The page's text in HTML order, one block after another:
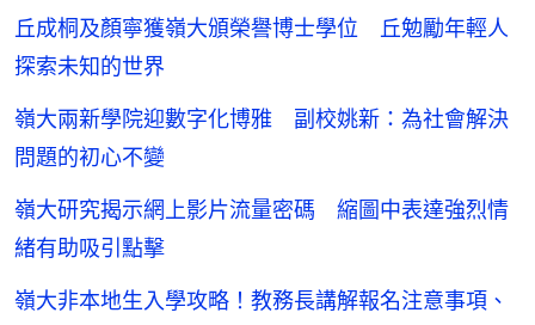
丘成桐及顏寧獲嶺大頒榮譽博士學位 丘勉勵年輕人
探索未知的世界
嶺大兩新學院迎數字化博雅 副校姚新：為社會解決
問題的初心不變
嶺大研究揭示網上影片流量密碼 縮圖中表達強烈情
緒有助吸引點擊
嶺大非本地生入學攻略！教務長講解報名注意事項、